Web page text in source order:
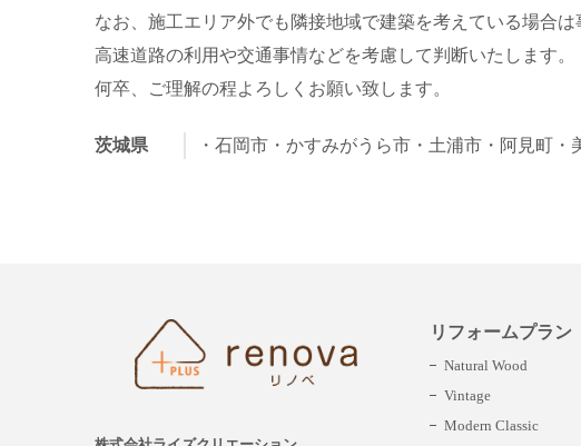
なお、施工エリア外でも隣接地域で建築を考えている場合は
高速道路の利用や交通事情などを考慮して判断いたします。
何卒、ご理解の程よろしくお願い致します。
茨城県 ・石岡市 ・かすみがうら市 ・土浦市 ・阿見町 ・
リフォームプラン
Natural Wood
Vintage
Modern Classic